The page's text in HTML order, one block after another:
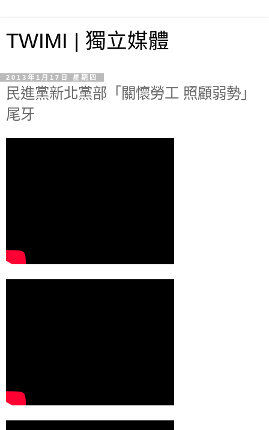
TWIMI | 獨立媒體
2013年1月17日 星期四
民進黨新北黨部「關懷勞工 照顧弱勢」
尾牙